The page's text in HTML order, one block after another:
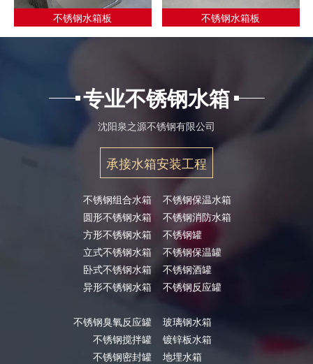
不锈钢水箱板 不锈钢水箱板
专业不锈钢水箱
沈阳泉之源不锈钢有限公司
承接水箱安装工程
不锈钢组合水箱
圆形不锈钢水箱
方形不锈钢水箱
立式不锈钢水箱
卧式不锈钢水箱
异形不锈钢水箱
不锈钢臭氧反应罐
不锈钢搅拌罐
不锈钢密封罐
不锈钢保温水箱
不锈钢消防水箱
不锈钢罐
不锈钢保温罐
不锈钢酒罐
不锈钢反应罐
玻璃钢水箱
镀锌板水箱
地埋水箱